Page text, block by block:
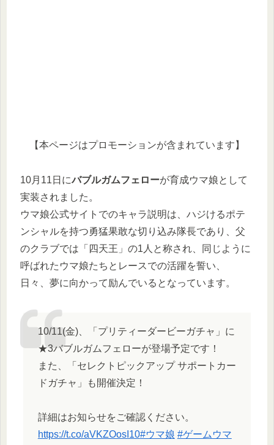
【本ページはプロモーションが含まれています】
10月11日にバブルガムフェローが育成ウマ娘として
実装されました。
ウマ娘公式サイトでのキャラ説明は、ハジけるポテ
ンシャルを持つ勇猛果敢な切り込み隊長であり、父
のクラブでは「四天王」の1人と称され、同じように
呼ばれたウマ娘たちとレースでの活躍を誓い、
日々、夢に向かって励んでいるとなっています。
10/11(金)、「プリティーダービーガチャ」に
★3バブルガムフェローが登場予定です！
また、「セレクトピックアップ サポートカー
ドガチャ」も開催決定！
詳細はお知らせをご確認ください。
https://t.co/aVKZOosI10#ウマ娘 #ゲームウマ